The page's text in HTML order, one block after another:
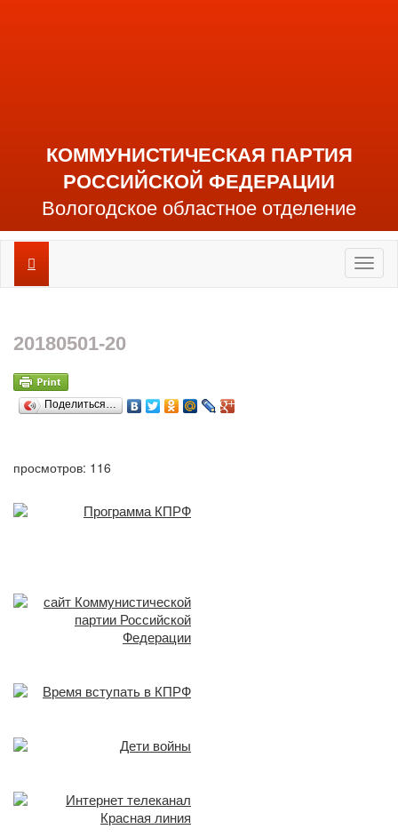
КОММУНИСТИЧЕСКАЯ ПАРТИЯ
РОССИЙСКОЙ ФЕДЕРАЦИИ
Вологодское областное отделение
20180501-20
Поделиться…
просмотров: 116